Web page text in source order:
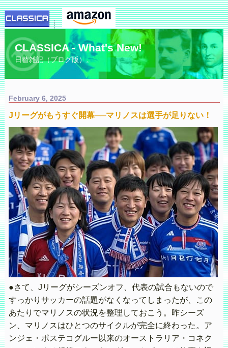
CLASSICA - What's New!
日替雑記（ブログ版）。
February 6, 2025
Jリーグがもうすぐ開幕──マリノスは選手が足りない！
●さて、Jリーグがシーズンオフ、代表の試合もないので
すっかりサッカーの話題がなくなってしまったが、この
あたりでマリノスの状況を整理しておこう。昨シーズ
ン、マリノスはひとつのサイクルが完全に終わった。ア
ンジェ・ポステコグルー以来のオーストラリア・コネク